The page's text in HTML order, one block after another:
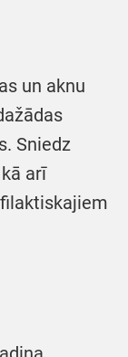
un aknu
Sniedz
arī